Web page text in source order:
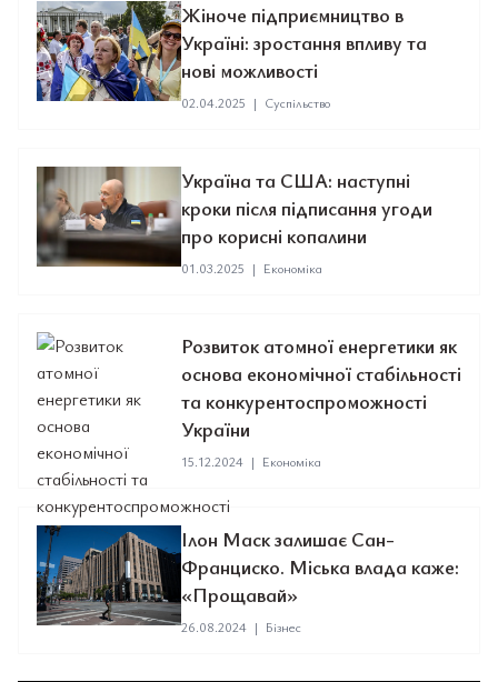
Жіноче підприємництво в
Україні: зростання впливу та
нові можливості
02.04.2025 | Суспільство
Україна та США: наступні
кроки після підписання угоди
про корисні копалини
01.03.2025 | Економіка
Розвиток атомної енергетики як
основа економічної стабільності
та конкурентоспроможності
України
15.12.2024 | Економіка
Ілон Маск залишає Сан-
Франциско. Міська влада каже:
«Прощавай»
26.08.2024 | Бізнес